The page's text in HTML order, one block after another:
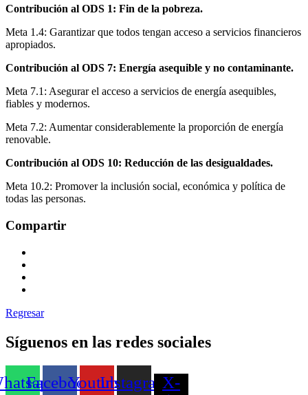
Contribución al ODS 1: Fin de la pobreza.
Meta 1.4: Garantizar que todos tengan acceso a servicios financieros
apropiados.
Contribución al ODS 7: Energía asequible y no contaminante.
Meta 7.1: Asegurar el acceso a servicios de energía asequibles,
fiables y modernos.
Meta 7.2: Aumentar considerablemente la proporción de energía
renovable.
Contribución al ODS 10: Reducción de las desigualdades.
Meta 10.2: Promover la inclusión social, económica y política de
todas las personas.
Compartir
Regresar
Síguenos en las redes sociales
FacebookYoutubeInstagramX-